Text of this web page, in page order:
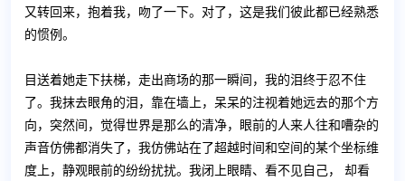
又转回来，抱着我，吻了一下。对了，这是我们彼此都已经熟悉
的惯例。
目送着她走下扶梯，走出商场的那一瞬间，我的泪终于忍不住
了。我抹去眼角的泪，靠在墙上，呆呆的注视着她远去的那个方
向，突然间，觉得世界是那么的清净，眼前的人来人往和嘈杂的
声音仿佛都消失了，我仿佛站在了超越时间和空间的某个坐标维
度上，静观眼前的纷纷扰扰。我闭上眼睛、看不见自己， 却看